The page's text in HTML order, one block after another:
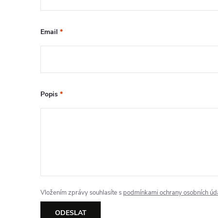
v
k
v
ý
p
u
Email *
Popis *
Vložením zprávy souhlasíte s podmínkami ochrany osobních